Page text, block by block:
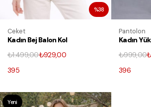
%38
Ceket
Kadın Bej Balon Kol
Bomber Ceket
₺929,00
₺1.499,00
395
Pantolon
Kadın
Bol Paça
₺999,00
396
Yeni